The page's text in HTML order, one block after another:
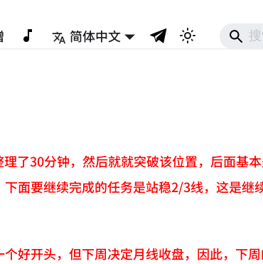
简体中文
了30分钟，然后就就突破该位置，后面基
面要继续完成的任务是站稳2/3线，这是继
好开头，但下周决定月线收盘，因此，下